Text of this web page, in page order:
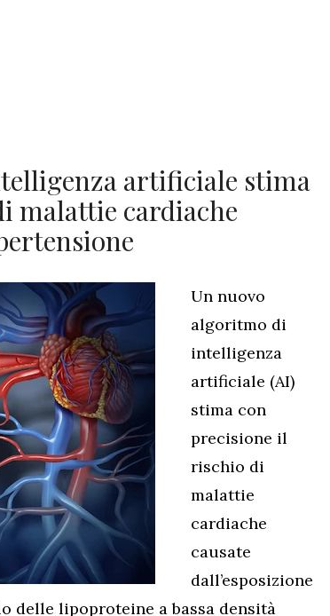
artificiale stima
malattie cardiache
Un nuovo
algoritmo di
intelligenza
artificiale (AI)
stima con
precisione il
rischio di
malattie
cardiache
causate
dall’esposizione
delle lipoproteine a bassa densità